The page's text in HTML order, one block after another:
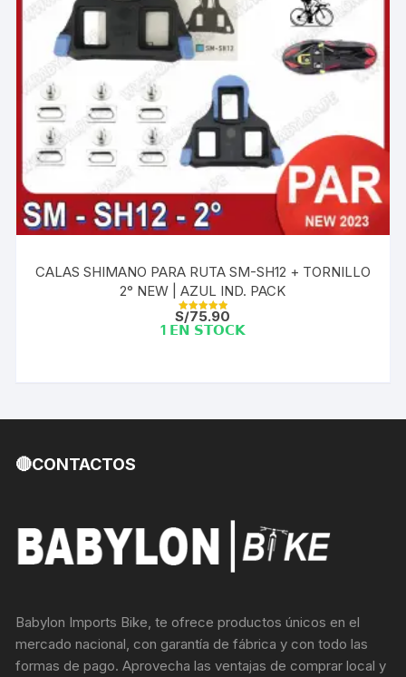
CALAS SHIMANO PARA RUTA SM-SH12 + TORNILLO
2° NEW | AZUL IND. PACK
Valorado con
5.00
de 5
S/75.90
1 𝗘𝗡 𝗦𝗧𝗢𝗖𝗞
🔴CONTACTOS
Babylon Imports Bike, te ofrece productos únicos en el
mercado nacional, con garantía de fábrica y con todo las
formas de pago. Aprovecha las ventajas de comprar local y